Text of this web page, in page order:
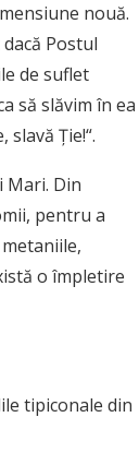
nouă.
Postul
de suflet
să slăvim în ea
Ţie!“.
Mari. Din
pentru a
o împletire
tipiconale din